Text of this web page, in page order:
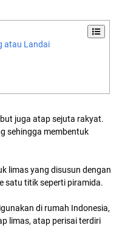
atau Landai
juga atap sejuta rakyat.
sehingga membentuk
limas yang disusun dengan
satu titik seperti piramida.
di rumah Indonesia,
limas, atap perisai terdiri